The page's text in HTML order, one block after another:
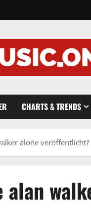
CHARTS & TRENDS
alone veröffentlicht?
alan